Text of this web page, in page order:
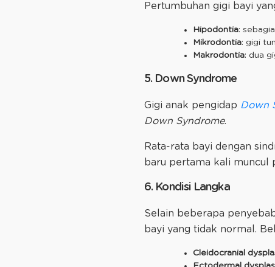
Pertumbuhan gigi bayi
Hipodontia:
Mikrodontia: gigi
Makrodontia: dua
5. Down Syndrome
Gigi anak pengidap Down
Down Syndrome.
Rata-rata bayi dengan
baru pertama kali muncul
6. Kondisi Langka
Selain beberapa
bayi yang tidak normal.
Cleidocranial